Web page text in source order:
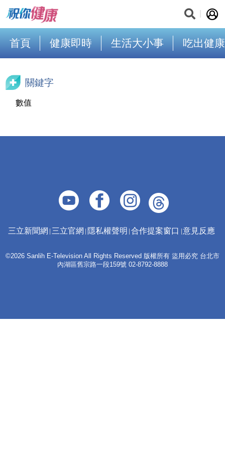
首頁 健康即時 生活大小事 吃出健康
關鍵字
數值
三立新聞網 三立官網 隱私權聲明 合作提案窗口 意見反應
©2026 Sanlih E-Television All Rights Reserved 版權所有 盜用必究 台北市
內湖區舊宗路一段159號 02-8792-8888